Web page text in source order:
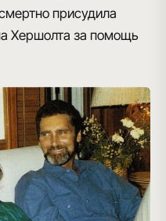
присудила
Хершолта за помощь